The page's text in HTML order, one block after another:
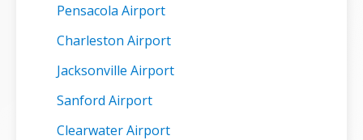
Pensacola Airport
Charleston Airport
Jacksonville Airport
Sanford Airport
Clearwater Airport